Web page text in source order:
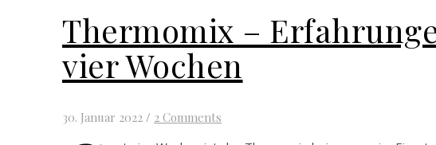
Thermomix –
vier Wochen
30. Januar 2022 / 2 Comments